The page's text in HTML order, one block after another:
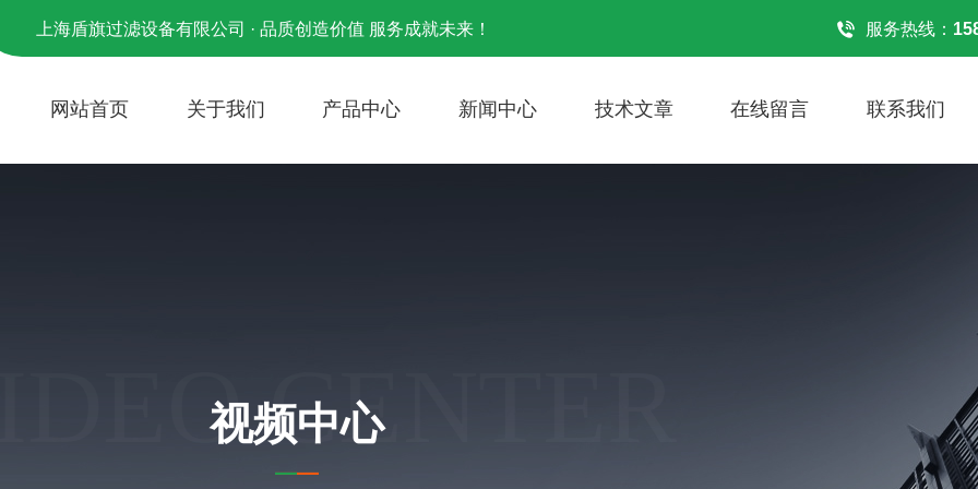
上海盾旗过滤设备有限公司 · 品质创造价值 服务成就未来！ 服务热线：
网站首页 关于我们 产品中心 新闻中心 技术文章 在线留言 联系我们
CENTER
视频中心